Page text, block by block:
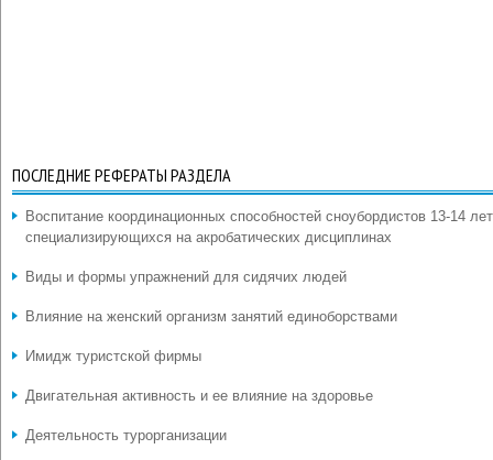
ПОСЛЕДНИЕ РЕФЕРАТЫ РАЗДЕЛА
Воспитание координационных способностей сноубордистов 13-14
специализирующихся на акробатических дисциплинах
Виды и формы упражнений для сидячих людей
Влияние на женский организм занятий единоборствами
Имидж туристской фирмы
Двигательная активность и ее влияние на здоровье
Деятельность турорганизации